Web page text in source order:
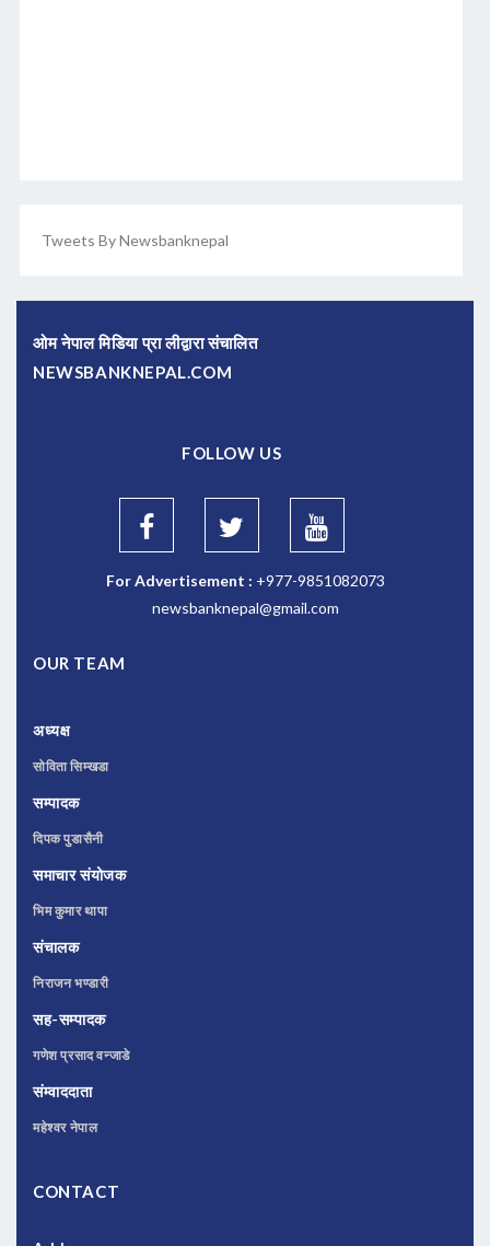
Tweets By Newsbanknepal
ओम नेपाल मिडिया प्रा लीद्वारा संचालित
NEWSBANKNEPAL.COM
FOLLOW US
For Advertisement : +977-9851082073
newsbanknepal@gmail.com
OUR TEAM
अध्यक्ष
सोविता सिम्खडा
सम्पादक
दिपक पुडासैनी
समाचार संयोजक
भिम कुमार थापा
संचालक
निराजन भण्डारी
सह-सम्पादक
गणेश प्रसाद वन्जाडे
संम्वाददाता
महेश्वर नेपाल
CONTACT